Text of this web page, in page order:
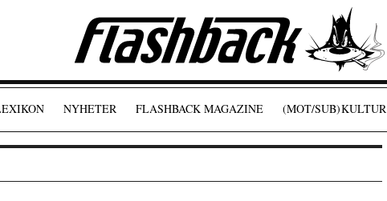
NYHETER FLASHBACK MAGAZINE (MOT/SUB)KULTUR